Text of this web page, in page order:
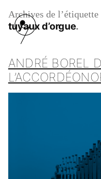
Archives de l’étiquette
tuyaux d’orgue
ANDRÉ BOREL